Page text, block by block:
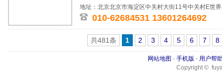
地址：北京北京市海淀区中关村大街11号中关村E世
010-62684531 13601264692
共481条 1 2 3 4 5 6 7 8
网站地图 - 手机版 - 用户帮
Copyright ©